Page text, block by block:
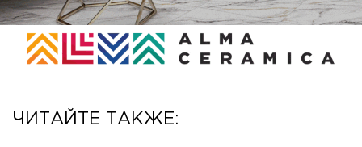
ЧИТАЙТЕ ТАКЖЕ: